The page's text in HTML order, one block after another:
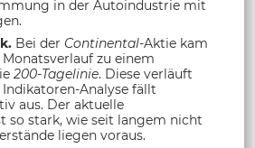
in der Autoindustrie mit
Bei der Continental-Aktie kam
zu einem
200-Tagelinie. Diese verläuft
Indikatoren-Analyse fällt
aus. Der aktuelle
so stark, wie seit langem nicht
liegen voraus.